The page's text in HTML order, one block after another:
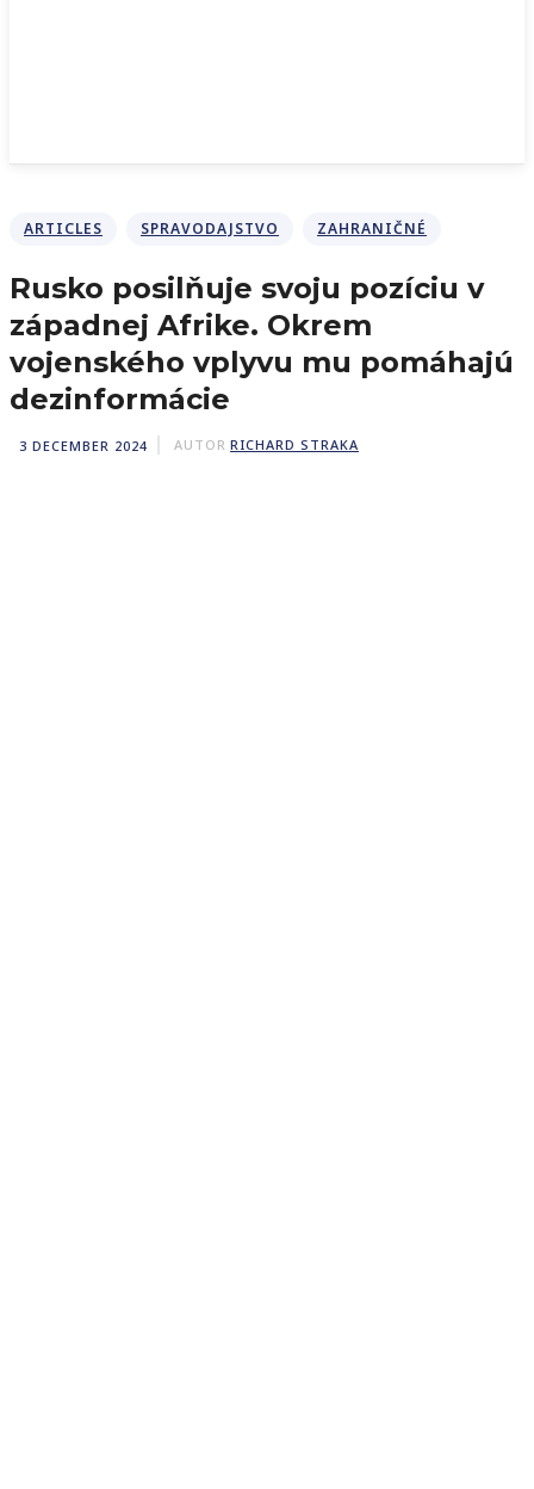
ARTICLES SPRAVODAJSTVO ZAHRANIČNÉ
Rusko posilňuje svoju pozíciu v
západnej Afrike. Okrem
vojenského vplyvu mu pomáhajú
dezinformácie
3 DECEMBER 2024 AUTOR RICHARD STRAKA